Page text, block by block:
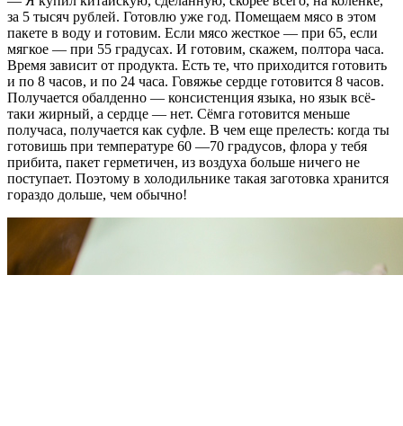
за 5 тысяч рублей. Готовлю уже год. Помещаем мясо в этом
пакете в воду и готовим. Если мясо жесткое — при 65, если
мягкое — при 55 градусах. И готовим, скажем, полтора часа.
Время зависит от продукта. Есть те, что приходится готовить
и по 8 часов, и по 24 часа. Говяжье сердце готовится 8 часов.
Получается обалденно — консистенция языка, но язык всё-
таки жирный, а сердце — нет. Сёмга готовится меньше
получаса, получается как суфле. В чем еще прелесть: когда ты
готовишь при температуре 60 —70 градусов, флора у тебя
прибита, пакет герметичен, из воздуха больше ничего не
поступает. Поэтому в холодильнике такая заготовка хранится
гораздо дольше, чем обычно!